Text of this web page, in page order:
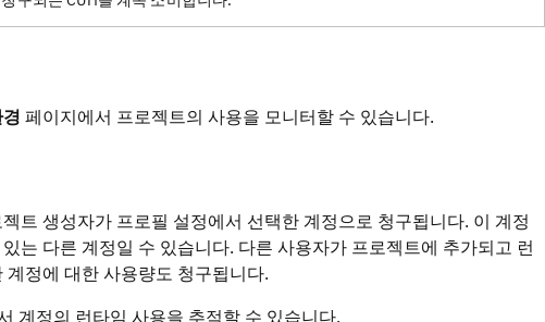
페이지에서 프로젝트의 사용을 모니터할 수 있습니다.
트 생성자가 프로필 설정에서 선택한 계정으로 청구됩니다. 이 계정
는 다른 계정일 수 있습니다. 다른 사용자가 프로젝트에 추가되고 런
정에 대한 사용량도 청구됩니다.
계정의 런타임 사용을 추적할 수 있습니다.